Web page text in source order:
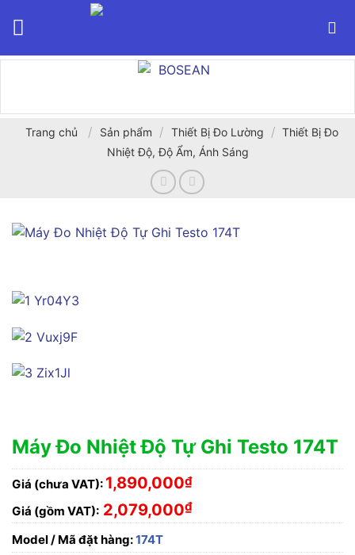
Trang chủ / Sản phẩm / Thiết Bị Đo Lường / Thiết Bị Đo
Nhiệt Độ, Độ Ẩm, Ánh Sáng
Máy Đo Nhiệt Độ Tự Ghi Testo 174T
Giá (chưa VAT): 1,890,000₫
Giá (gồm VAT): 2,079,000₫
Model / Mã đặt hàng:174T